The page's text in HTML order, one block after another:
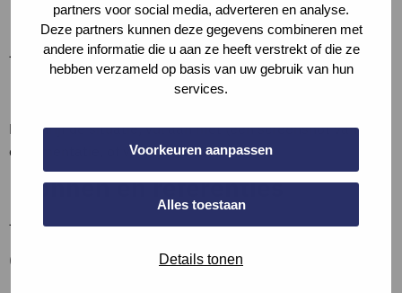
partners voor social media, adverteren en analyse.
Deze partners kunnen deze gegevens combineren met
andere informatie die u aan ze heeft verstrekt of die ze
hebben verzameld op basis van uw gebruik van hun
services.
Voorkeuren aanpassen
Alles toestaan
Details tonen
Definities
–
Beschrijf de situatie, vul aan met (een screenshot van)
documentatie, of verwijs hiernaar.
Bronnen en referenties
–
Overzicht wijzigingen